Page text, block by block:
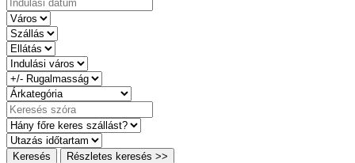
Keresés Részletes keresés >>